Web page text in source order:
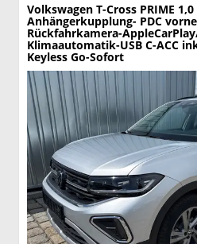
Volkswagen T-Cross PRIME 1,0
Anhängerkupplung- PDC
Rückfahrkamera-
Klimaautomatik-USB C-ACC
Keyless Go-Sofort